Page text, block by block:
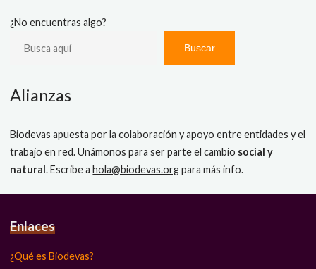
¿No encuentras algo?
Buscar
Alianzas
Biodevas apuesta por la colaboración y apoyo entre entidades y el
trabajo en red. Unámonos para ser parte el cambio social y
natural. Escribe ahola@biodevas.orgpara más info.
Enlaces
¿Qué es Biodevas?